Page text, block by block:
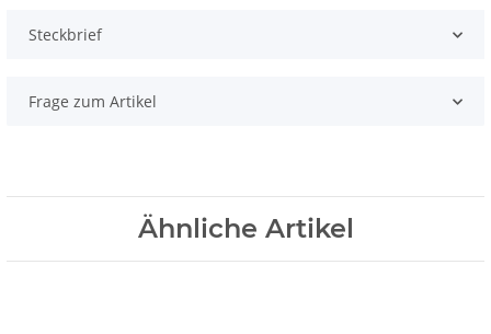
Steckbrief
Frage zum Artikel
Ähnliche Artikel